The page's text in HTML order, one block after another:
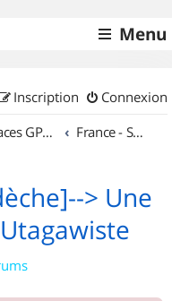
Menu
Connexion
Inscription
Traces GPS de randos VTT France - Sud Est
> Une